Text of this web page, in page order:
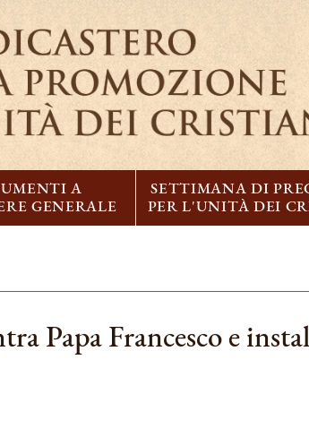
A
GENERALE
SETTIMANA DI
PER L'UNITÀ DEI
Papa Francesco e